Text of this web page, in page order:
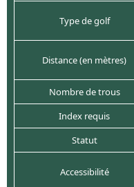
Type de golf
Distance (en mètres)
Nombre de trous
Index requis
Statut
Accessibilité